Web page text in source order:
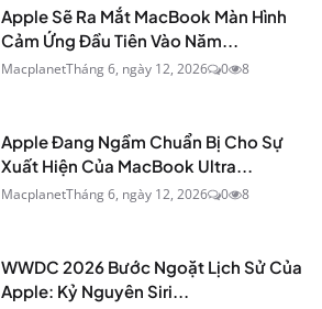
Apple Sẽ Ra Mắt MacBook Màn Hình
Cảm Ứng Đầu Tiên Vào Năm...
MacplanetTháng 6, ngày 12, 2026 0 8
Apple Đang Ngầm Chuẩn Bị Cho Sự
Xuất Hiện Của MacBook Ultra...
MacplanetTháng 6, ngày 12, 2026 0 8
WWDC 2026 Bước Ngoặt Lịch Sử Của
Apple: Kỷ Nguyên Siri...